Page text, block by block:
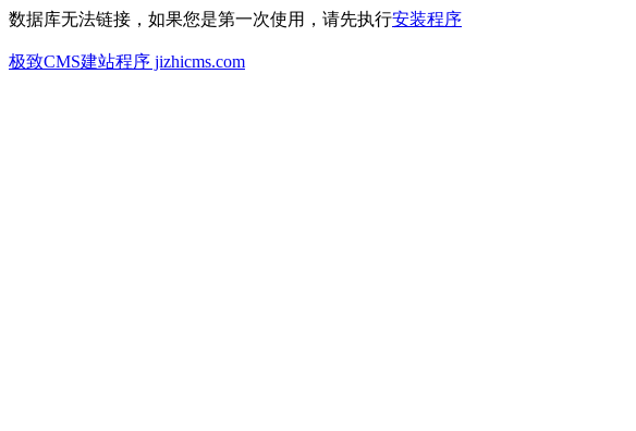
数据库无法链接，如果您是第一次使用，请先执行安装程序
极致CMS建站程序 jizhicms.com